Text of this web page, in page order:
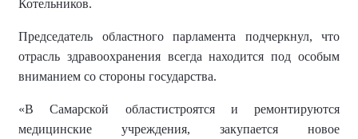
Котельников.
Председатель областного парламента подчеркнул, что
отрасль здравоохранения всегда находится под особым
вниманием со стороны государства.
«В Самарской областистроятся и ремонтируются
медицинские учреждения, закупается новое